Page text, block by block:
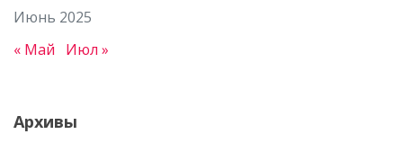
Июнь 2025
« Май
Июл »
Архивы